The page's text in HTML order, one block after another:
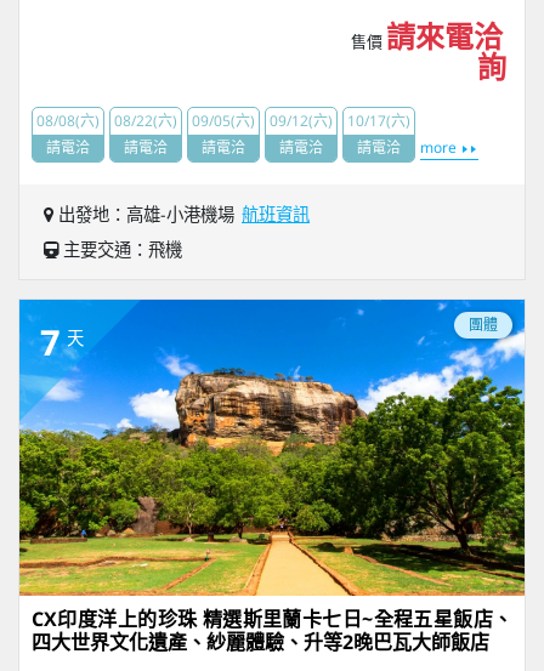
售價 請來電洽
詢
08/08(六)
請電洽
08/22(六)
請電洽
09/05(六)
請電洽
09/12(六)
請電洽
10/17(六)
請電洽
more
出發地：高雄-小港機場 航班資訊
主要交通：飛機
7 天
團體
CX印度洋上的珍珠 精選斯里蘭卡七日~全程五星飯店、
四大世界文化遺產、紗麗體驗、升等2晚巴瓦大師飯店